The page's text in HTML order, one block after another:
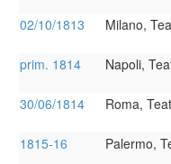
02/10/1813 Milano,
prim. 1814 Napoli,
30/06/1814 Roma,
1815-16 Palermo,